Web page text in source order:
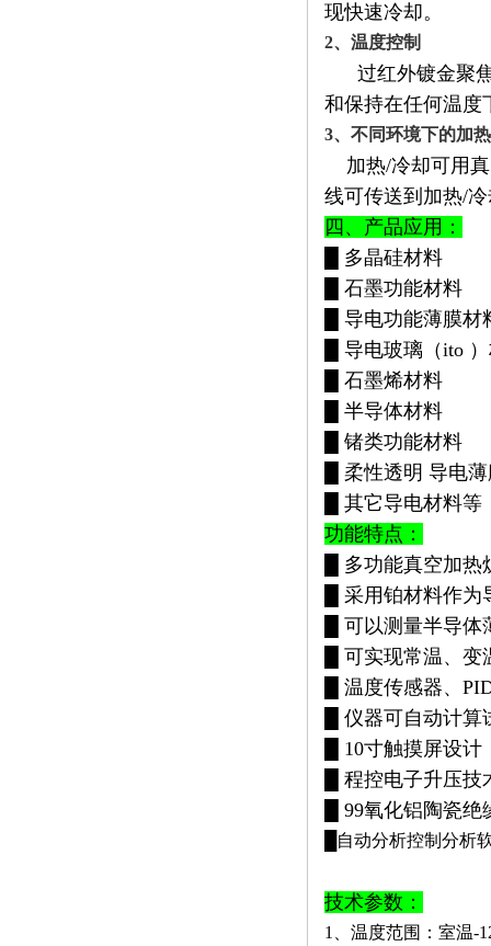
现快速冷却。
2、温度控制
过红外镀金聚焦
和保持在任何温度
3、不同环境下的加
加热/冷却可用真
线可传送到加热/
四、产品应用：
█ 多晶硅材料
█ 石墨功能材料
█ 导电功能薄膜材
█ 导电玻璃（ito
█ 石墨烯材料
█ 半导体材料
█ 锗类功能材料
█ 柔性透明 导电
█ 其它导电材料等
功能特点：
█ 多功能真空加
█ 采用铂材料作
█ 可以测量半导
█ 可实现常温、
█ 温度传感器、
█ 仪器可自动计
█ 10寸触摸屏设
█ 程控电子升压
█ 99氧化铝陶瓷
█自动分析控制分析
技术参数：
1、温度范围：室温-